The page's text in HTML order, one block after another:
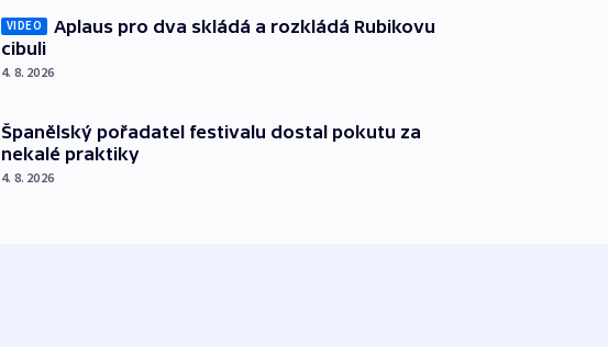
VIDEO
Aplaus pro dva skládá a rozkládá Rubikovu
cibuli
4. 8. 2026
Španělský pořadatel festivalu dostal pokutu za
nekalé praktiky
4. 8. 2026